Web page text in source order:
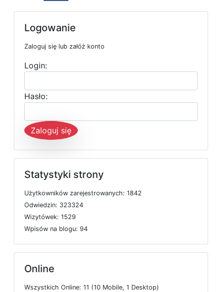
Logowanie
Zaloguj się lub załóż konto
Login:
Hasło:
Zaloguj się
Statystyki strony
Użytkowników zarejestrowanych: 1842
Odwiedzin: 323324
Wizytówek: 1529
Wpisów na blogu: 94
Online
Wszystkich Online: 11 (10 Mobile, 1 Desktop)